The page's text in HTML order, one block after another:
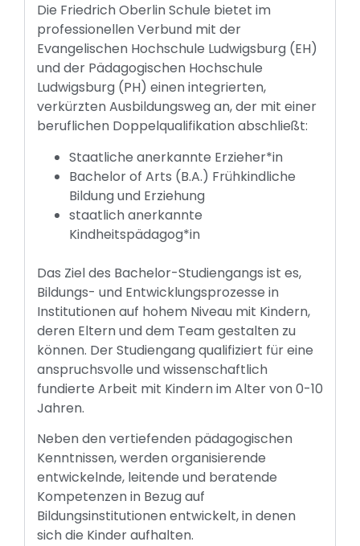
Die Friedrich Oberlin Schule bietet im
professionellen Verbund mit der
Evangelischen Hochschule Ludwigsburg (EH)
und der Pädagogischen Hochschule
Ludwigsburg (PH) einen integrierten,
verkürzten Ausbildungsweg an, der mit einer
beruflichen Doppelqualifikation abschließt:
Staatliche anerkannte Erzieher*in
Bachelor of Arts (B.A.) Frühkindliche
Bildung und Erziehung
staatlich anerkannte
Kindheitspädagog*in
Das Ziel des Bachelor-Studiengangs ist es,
Bildungs- und Entwicklungsprozesse in
Institutionen auf hohem Niveau mit Kindern,
deren Eltern und dem Team gestalten zu
können. Der Studiengang qualifiziert für eine
anspruchsvolle und wissenschaftlich
fundierte Arbeit mit Kindern im Alter von 0-10
Jahren.
Neben den vertiefenden pädagogischen
Kenntnissen, werden organisierende
entwickelnde, leitende und beratende
Kompetenzen in Bezug auf
Bildungsinstitutionen entwickelt, in denen
sich die Kinder aufhalten.